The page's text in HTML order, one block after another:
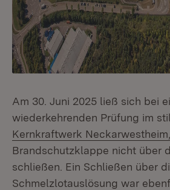
Am 30. Juni 2025 ließ sich bei
wiederkehrenden Prüfung im
Kernkraftwerk
Brandschutzklappe nicht über
schließen. Ein Schließen über
Schmelzlotauslösung war